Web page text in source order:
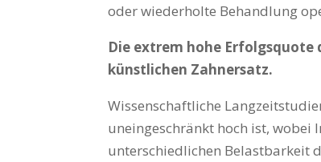
oder wiederholte Behandlung
Die extrem hohe Erfolgsquote
künstlichen Zahnersatz.
Wissenschaftliche
uneingeschränkt hoch ist,
unterschiedlichen Belastbarkeit